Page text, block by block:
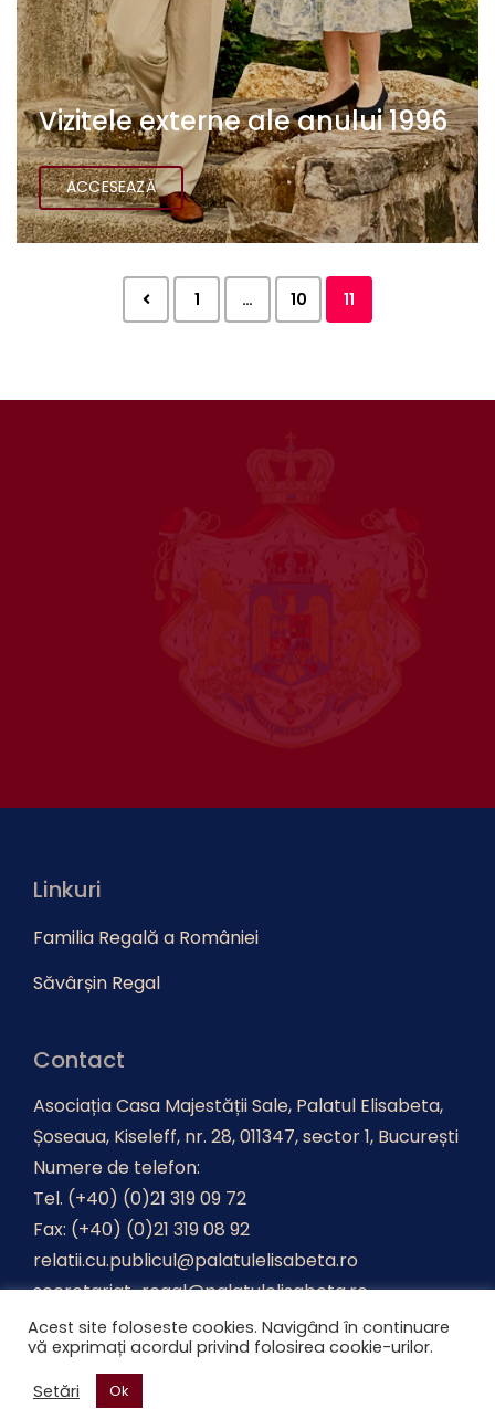
Vizitele externe ale anului 1996
ACCESEAZĂ
1 … 10 11
Linkuri
Familia Regală a României
Săvârșin Regal
Contact
Asociația Casa Majestății Sale, Palatul Elisabeta,
Șoseaua, Kiseleff, nr. 28, 011347, sector 1, București
Numere de telefon:
Tel. (+40) (0)21 319 09 72
Fax: (+40) (0)21 319 08 92
relatii.cu.publicul@palatulelisabeta.ro
secretariat-regal@palatulelisabeta.ro
Realizat deAdvertica.
Acest site foloseste cookies. Navigând în continuare
vă exprimați acordul privind folosirea cookie-urilor.
Setări
Ok